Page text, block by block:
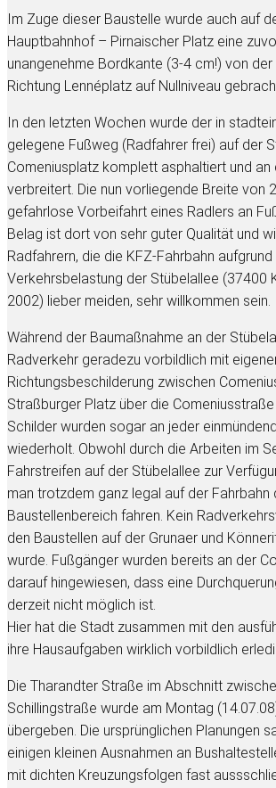
Im Zuge dieser Baustelle wurde auch auf
Hauptbahnhof – Pirnaischer Platz eine
unangenehme Bordkante (3-4 cm!) von
Richtung Lennéplatz auf Nullniveau
In den letzten Wochen wurde der in
gelegene Fußweg (Radfahrer frei) auf der
Comeniusplatz komplett asphaltiert und an
verbreitert. Die nun vorliegende Breite von
gefahrlose Vorbeifahrt eines Radlers an
Belag ist dort von sehr guter Qualität und
Radfahrern, die die KFZ-Fahrbahn
Verkehrsbelastung der Stübelallee (37400
2002) lieber meiden, sehr willkommen sein.
Während der Baumaßnahme an der
Radverkehr geradezu vorbildlich mit
Richtungsbeschilderung zwischen
Straßburger Platz über die
Schilder wurden sogar an jeder
wiederholt. Obwohl durch die Arbeiten im
Fahrstreifen auf der Stübelallee zur
man trotzdem ganz legal auf der Fahrbahn
Baustellenbereich fahren. Kein
den Baustellen auf der Grunaer und
wurde. Fußgänger wurden bereits an der
darauf hingewiesen, dass eine
derzeit nicht möglich ist.
Hier hat die Stadt zusammen mit den
ihre Hausaufgaben wirklich vorbildlich
Die Tharandter Straße im Abschnitt
Schillingstraße wurde am Montag
übergeben. Die ursprünglichen Planungen
einigen kleinen Ausnahmen an
mit dichten Kreuzungsfolgen fast